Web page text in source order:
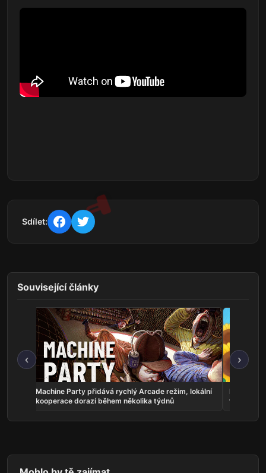
Sdílet:
Související články
‹
Machine Party přidává rychlý Arcade režim, lokální
kooperace dorazí během několika týdnů
Danchi
festival
›